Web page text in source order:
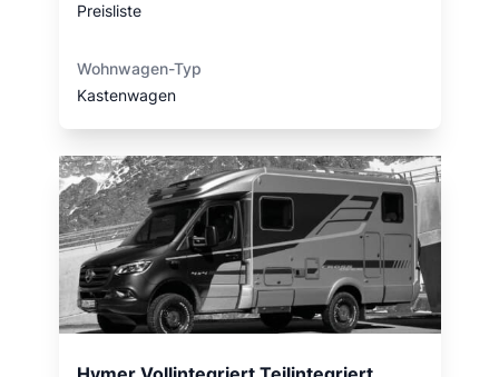
Preisliste
Wohnwagen-Typ
Kastenwagen